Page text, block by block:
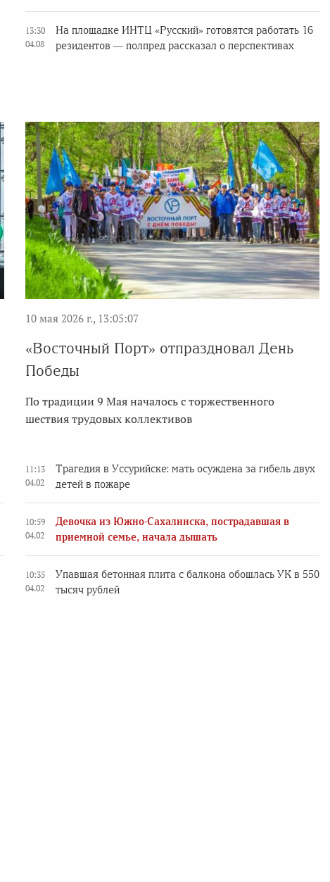
13:30
04.08
На площадке ИНТЦ «Русский» готовятся работать 16
резидентов — полпред рассказал о перспективах
10 мая 2026 г., 13:05:07
«Восточный Порт» отпраздновал День
Победы
По традиции 9 Мая началось с торжественного
шествия трудовых коллективов
11:13
04.02
Трагедия в Уссурийске: мать осуждена за гибель двух
детей в пожаре
10:59
04.02
Девочка из Южно-Сахалинска, пострадавшая в
приемной семье, начала дышать
10:35
04.02
Упавшая бетонная плита с балкона обошлась УК в 550
тысяч рублей